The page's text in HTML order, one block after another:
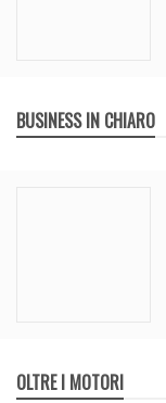
BUSINESS IN CHIARO
OLTRE I MOTORI